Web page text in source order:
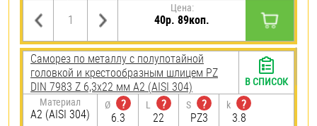
Цена:
40р. 89коп.
Саморез по металлу с полупотайной
головкой и крестообразным шлицем PZ
DIN 7983 Z 6,3х22 мм А2 (AISI 304)
Материал
А2 (AISI 304)
Ø
?
6.3
L
?
22
S
?
PZ3
k
?
3.8
В СПИСОК